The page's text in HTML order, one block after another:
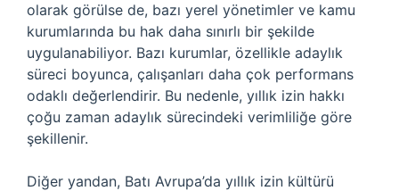
olarak görülse de, bazı yerel yönetimler ve kamu
kurumlarında bu hak daha sınırlı bir şekilde
uygulanabiliyor. Bazı kurumlar, özellikle adaylık
süreci boyunca, çalışanları daha çok performans
odaklı değerlendirir. Bu nedenle, yıllık izin hakkı
çoğu zaman adaylık sürecindeki verimliliğe göre
şekillenir.
Diğer yandan, Batı Avrupa’da yıllık izin kültürü